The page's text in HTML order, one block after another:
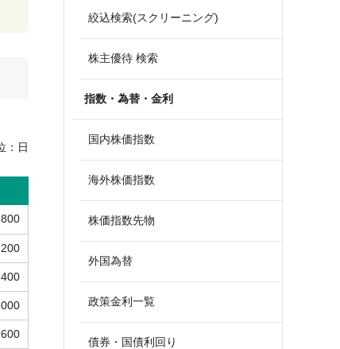
： 日
絞込検索(スクリーニング)
株主優待 検索
指数・為替・金利
国内株価指数
海外株価指数
株価指数先物
外国為替
政策金利一覧
債券・国債利回り